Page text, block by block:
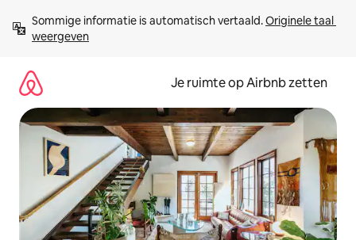
direct
naar
Sommige informatie is automatisch vertaald. Originele taal
weergeven
Je ruimte op Airbnb zetten